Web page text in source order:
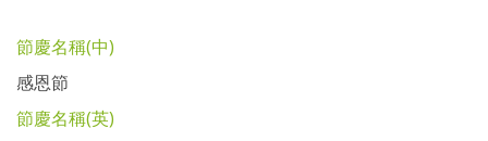
節慶名稱(中)
感恩節
節慶名稱(英)